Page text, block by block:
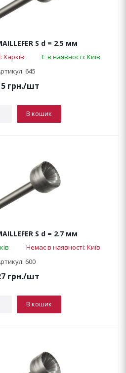
S d = 2.5 мм
Харків
Є в наявності: Київ
645
грн./шт
В кошик
S d = 2.7 мм
Немає в наявності: Київ
600
грн./шт
В кошик